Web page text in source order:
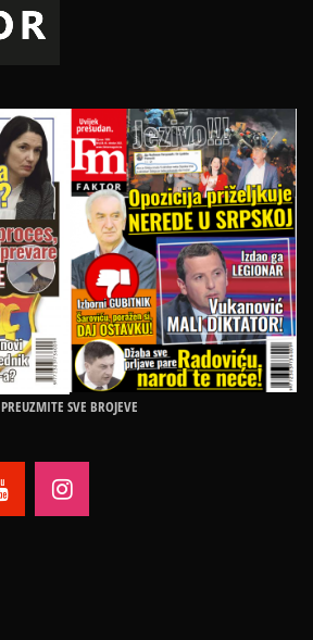
PREUZMITE SVE BROJEVE